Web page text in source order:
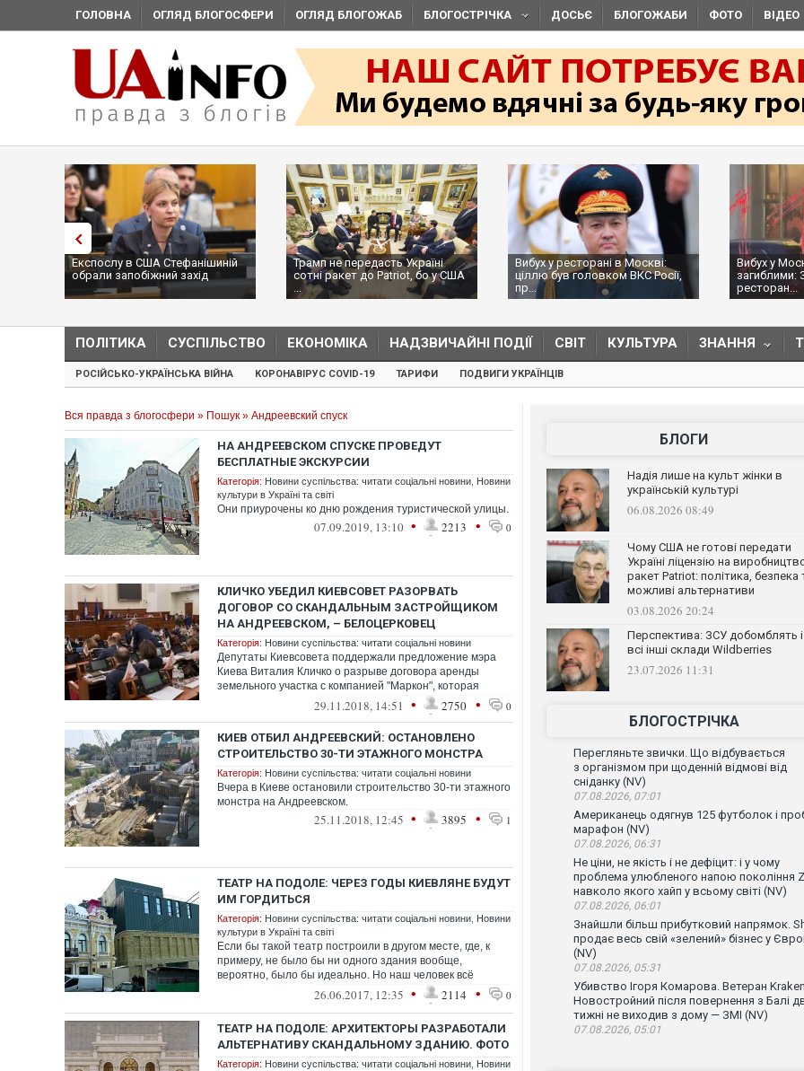
ГОЛОВНА ОГЛЯД БЛОГОСФЕРИ ОГЛЯД БЛОГОЖАБ БЛОГОСТРІЧКА ДОСЬЄ БЛОГОЖАБИ ФОТО ВІДЕО
Експослу в США Стефанішиній
обрали запобіжний захід
Трамп не передасть Україні
сотні ракет до Patriot, бо у США
...
Вибух у ресторані в Москві:
ціллю був головком ВКС Росії,
пр...
Вибух у
загиблими:
ресторан...
ПОЛІТИКА СУСПІЛЬСТВО ЕКОНОМІКА НАДЗВИЧАЙНІ ПОДІЇ СВІТ КУЛЬТУРА ЗНАННЯ
РОСІЙСЬКО-УКРАЇНСЬКА ВІЙНА КОРОНАВІРУС COVID-19 ТАРИФИ ПОДВИГИ УКРАЇНЦІВ
Вся правда з блогосфери » Пошук » Андреевский спуск
НА АНДРЕЕВСКОМ СПУСКЕ ПРОВЕДУТ
БЕСПЛАТНЫЕ ЭКСКУРСИИ
Категорія: Новини суспільства: читати соціальні новини Новини
культури в Україні та світі
Они приурочены ко дню рождения туристической улицы.
07.09.2019, 13:10 • 2213 • 0
КЛИЧКО УБЕДИЛ КИЕВСОВЕТ РАЗОРВАТЬ
ДОГОВОР СО СКАНДАЛЬНЫМ ЗАСТРОЙЩИКОМ
НА АНДРЕЕВСКОМ, – БЕЛОЦЕРКОВЕЦ
Категорія: Новини суспільства: читати соціальні новини
Депутаты Киевсовета поддержали предложение мэра
Киева Виталия Кличко о разрыве договора аренды
земельного участка с компанией "Маркон", которая
29.11.2018, 14:51 • 2750 • 0
КИЕВ ОТБИЛ АНДРЕЕВСКИЙ: ОСТАНОВЛЕНО
СТРОИТЕЛЬСТВО 30-ТИ ЭТАЖНОГО МОНСТРА
Категорія: Новини суспільства: читати соціальні новини
Вчера в Киеве остановили строительство 30-ти этажного
монстра на Андреевском.
25.11.2018, 12:45 • 3895 • 1
ТЕАТР НА ПОДОЛЕ: ЧЕРЕЗ ГОДЫ КИЕВЛЯНЕ БУДУТ
ИМ ГОРДИТЬСЯ
Категорія: Новини суспільства: читати соціальні новини Новини
культури в Україні та світі
Если бы такой театр построили в другом месте, где, к
примеру, не было бы ни одного здания вообще,
вероятно, было бы идеально. Но наш человек всё
26.06.2017, 12:35 • 2114 • 0
ТЕАТР НА ПОДОЛЕ: АРХИТЕКТОРЫ РАЗРАБОТАЛИ
АЛЬТЕРНАТИВУ СКАНДАЛЬНОМУ ЗДАНИЮ. ФОТО
Категорія: Новини суспільства: читати соціальні новини Новини
БЛОГИ
Надія лише на культ жінки в
українській культурі
06.08.2026 08:49
Чому США не готові передати
Україні ліцензію на
ракет Patriot: політика, безпека
можливі альтернативи
03.08.2026 20:24
Перспектива: ЗСУ добомблять і
всі інші склади Wildberries
23.07.2026 11:31
БЛОГОСТРІЧКА
Перегляньте звички. Що відбувається
з організмом при щоденній відмові від
сніданку (NV)
07.08.2026, 07:01
Американець одягнув 125 футболок і
марафон (NV)
07.08.2026, 06:31
Не ціни, не якість і не дефіцит: і у чому
проблема улюбленого напою покоління
навколо якого хайп у всьому світі (NV)
07.08.2026, 06:01
Знайшли більш прибутковий напрямок.
продає весь свій «зелений» бізнес у
(NV)
07.08.2026, 05:31
Убивство Ігоря Комарова. Ветеран Kraken
Новостройний після повернення з Балі
тижні не виходив з дому — ЗМІ (NV)
07.08.2026, 05:01